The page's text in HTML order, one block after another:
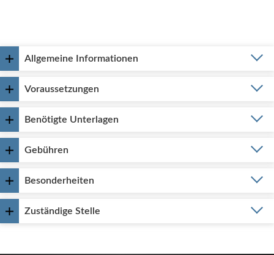
Allgemeine Informationen
Voraussetzungen
Benötigte Unterlagen
Gebühren
Besonderheiten
Zuständige Stelle